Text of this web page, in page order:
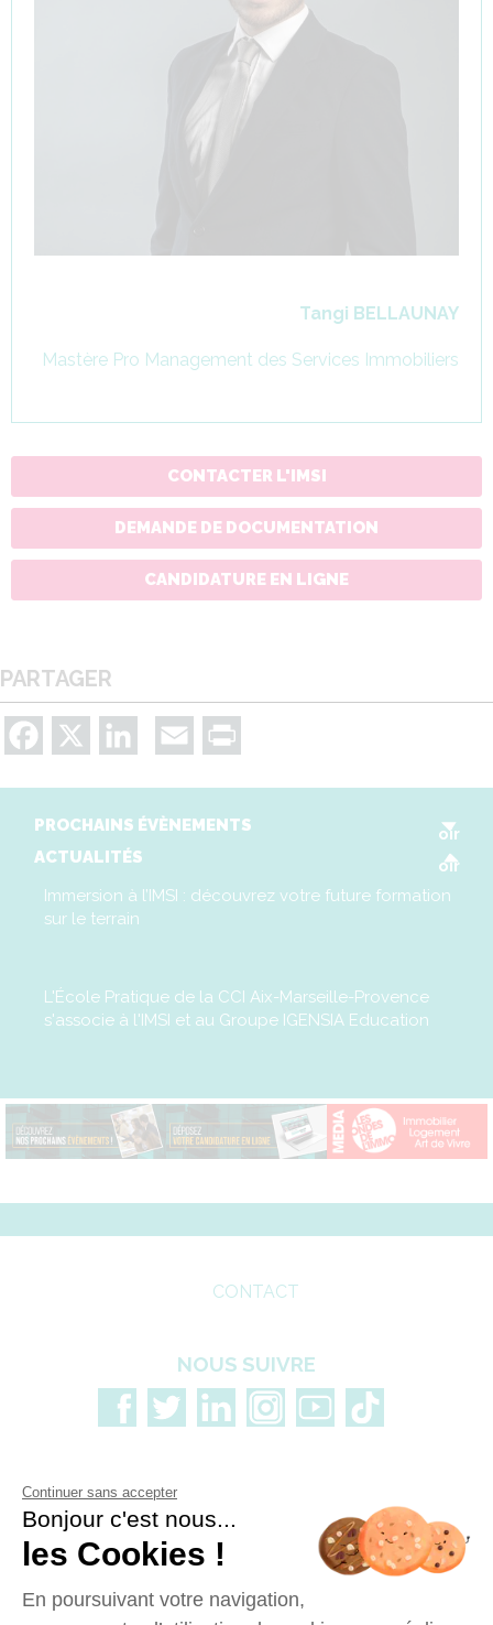
Tangi BELLAUNAY
Mastère Pro Management des Services Immobiliers
CONTACTER L'IMSI
DEMANDE DE DOCUMENTATION
CANDIDATURE EN LIGNE
PARTAGER
Facebook LinkedIn Email
PROCHAINS ÉVÈNEMENTS
oir
ACTUALITÉS
oir
Immersion à l’IMSI : découvrez votre future formation
sur le terrain
L'École Pratique de la CCI Aix-Marseille-Provence
s'associe à l'IMSI et au Groupe IGENSIA Education
CONTACT
NOUS SUIVRE
Continuer sans accepter
Bonjour c'est nous...
les Cookies !
En poursuivant votre navigation,